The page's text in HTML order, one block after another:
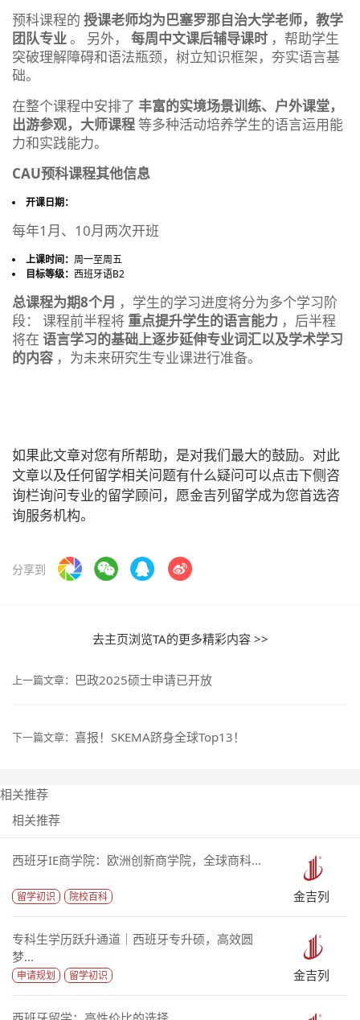
预科课程的 授课老师均为巴塞罗那自治大学老师，教学
团队专业。 另外， 每周中文课后辅导课时 ，帮助学生
突破理解障碍和语法瓶颈，树立知识框架，夯实语言基
础。
在整个课程中安排了 丰富的实境场景训练、户外课堂，
出游参观，大师课程等多种活动培养学生的语言运用能
力和实践能力。
CAU预科课程其他信息
开课日期：
每年1月、10月两次开班
上课时间： 周一至周五
目标等级： 西班牙语B2
总课程为期8个月 ，学生的学习进度将分为多个学习阶
段： 课程前半程将 重点提升学生的语言能力 ，后半程
将在 语言学习的基础上逐步延伸专业词汇以及学术学习
的内容 ，为未来研究生专业课进行准备。
如果此文章对您有所帮助，是对我们最大的鼓励。对此
文章以及任何留学相关问题有什么疑问可以点击下侧咨
询栏询问专业的留学顾问，愿金吉列留学成为您首选咨
询服务机构。
分享到
去主页浏览TA的更多精彩内容 >>
上一篇文章： 巴政2025硕士申请已开放
下一篇文章： 喜报！SKEMA跻身全球Top13！
相关推荐
相关推荐
西班牙IE商学院：欧洲创新商学院，全球商科...
留学初识 院校百科 金吉列
专科生学历跃升通道｜西班牙专升硕，高效圆
梦...
申请规划 留学初识 金吉列